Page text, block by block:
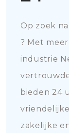
Op zoek
? Met
industrie
bieden 24
zakelijke